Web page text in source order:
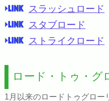
スラッシュロード
スタブロード
ストライクロード
ロード・トゥ・グ
1月以来のロードトゥグロー